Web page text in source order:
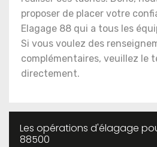
proposer de placer votre
Elagage 88 qui a tous les
Si vous voulez des
complémentaires, veuillez le
directement.
Les opérations d'élagage
88500